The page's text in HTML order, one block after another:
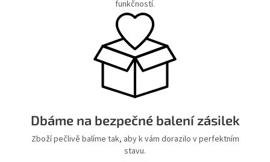
funkčností.
Dbáme na bezpečné balení zásilek
Zboží pečlivě balíme tak, aby k vám dorazilo v perfektním
stavu.